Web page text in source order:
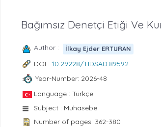
Bağımsız Denetçi Etiği Ve
Author : İlkay Ejder ERTURAN
DOI : 10.29228/TIDSAD.89592
Year-Number: 2026-48
Language : Türkçe
Subject : Muhasebe
Number of pages: 362-380